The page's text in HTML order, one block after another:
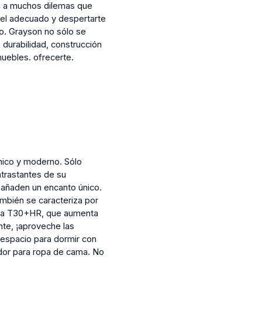
muchos dilemas que
adecuado y despertarte
Grayson no sólo se
construcción
ofrecerte.
y moderno. Sólo
de su
un encanto único.
se caracteriza por
T30+HR, que aumenta
¡aproveche las
para dormir con
para ropa de cama. No